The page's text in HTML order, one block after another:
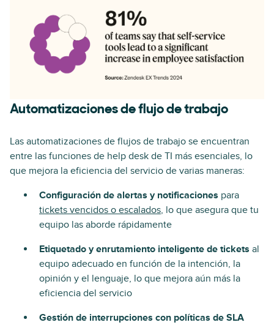
Automatizaciones de flujo de trabajo
Las automatizaciones de flujos de trabajo se encuentran
entre las funciones de help desk de TI más esenciales, lo
que mejora la eficiencia del servicio de varias maneras:
Configuración de alertas y notificaciones para
tickets vencidos o escalados, lo que asegura que tu
equipo las aborde rápidamente
Etiquetado y enrutamiento inteligente de tickets al
equipo adecuado en función de la intención, la
opinión y el lenguaje, lo que mejora aún más la
eficiencia del servicio
Gestión de interrupciones con políticas de SLA